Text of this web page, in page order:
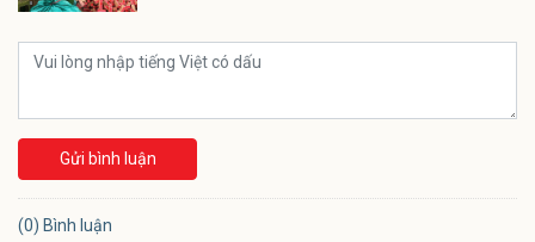
Gửi bình luận
(0) Bình luận